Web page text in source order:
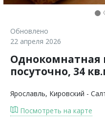
Обновлено
22 апреля 2026
Однокомнатная
посуточно, 34
Ярославль, Кировский -
Посмотреть на карте